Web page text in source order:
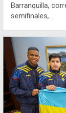
Barranquilla,
semifinales,…